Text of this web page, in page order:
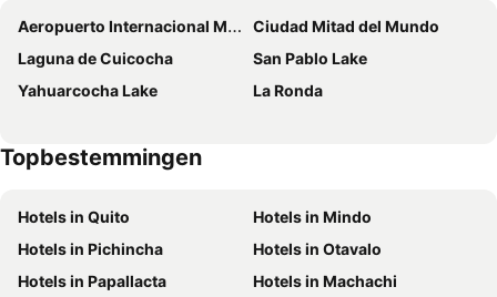
Aeropuerto Internacional Mariscal Sucre
Ciudad Mitad del Mundo
Laguna de Cuicocha
San Pablo Lake
Yahuarcocha Lake
La Ronda
Topbestemmingen
Hotels in Quito
Hotels in Mindo
Hotels in Pichincha
Hotels in Otavalo
Hotels in Papallacta
Hotels in Machachi